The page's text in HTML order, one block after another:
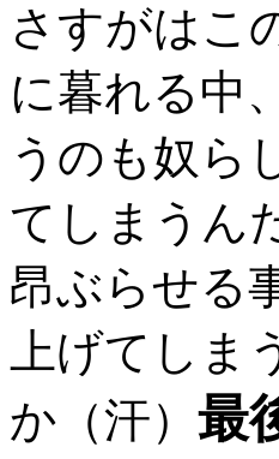
さすがはこ
に暮れる中
うのも奴ら
てしまうん
昂ぶらせる
上げてし
か（汗） 最